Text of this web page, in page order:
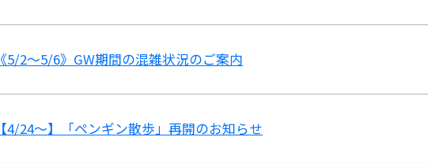
《5/2～5/6》GW期間の混雑状況のご案内
【4/24～】「ペンギン散歩」再開のお知らせ